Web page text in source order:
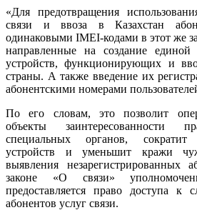
«Для предотвращения
связи и ввоза в Казахстан
одинаковыми IMEI-кодами в этот же
направленные на создание
устройств, функционирующих и
страны. А также введение их
абонентскими номерами
По его словам, это позволит
объекты заинтересованности
специальных органов, сократит
устройств и уменьшит кражи
выявления незарегистрированных
законе «О связи»
предоставляется право доступа к
абонентов услуг связи.